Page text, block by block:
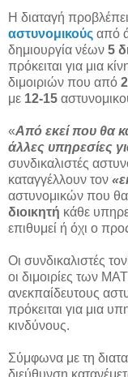
Η διαταγή
αστυνομικούς από
δημιουργία νέων 5
πρόκειται για μια
διμοιριών που από
με 12-15
«Από εκεί που θα
άλλες υπηρεσίες
συνδικαλιστές
καταγγέλλουν τον
αστυνομικών που θα
διοικητή κάθε
επιθυμεί ή όχι ο
Οι συνδικαλιστές
οι διμοιρίες των
ανεκπαίδευτους
πρόκειται για μια
κινδύνους.
Σύμφωνα με τη